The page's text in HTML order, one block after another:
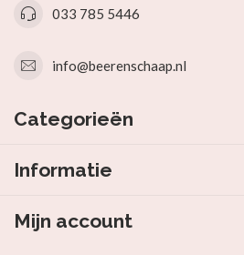
033 785 5446
info@beerenschaap.nl
Categorieën
Informatie
Mijn account